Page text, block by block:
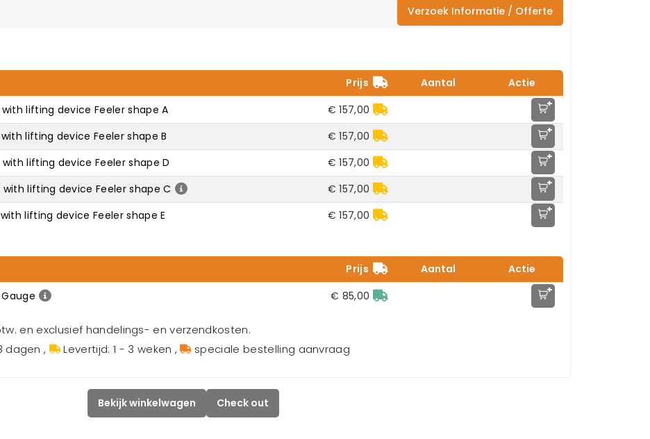
Verzoek Informatie / Offerte
Prijs Aantal
Actie
lifting device Feeler shape A € 157,00 +
lifting device Feeler shape B € 157,00 +
lifting device Feeler shape D € 157,00 +
lifting device Feeler shape C € 157,00 +
lifting device Feeler shape E € 157,00 +
Prijs Aantal
Actie
€ 85,00 +
en exclusief handelings- en verzendkosten.
dagen , Levertijd: 1 - 3 weken , speciale bestelling aanvraag
Bekijk winkelwagen Check out